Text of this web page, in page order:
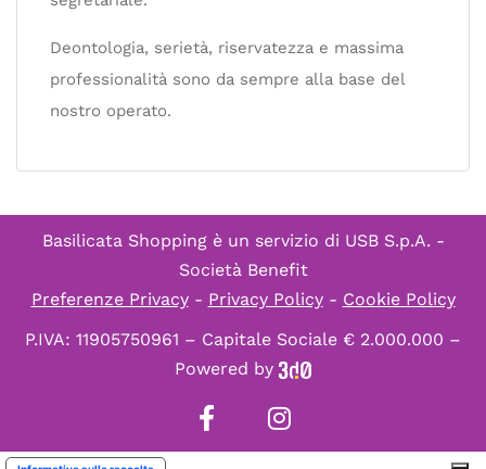
Deontologia, serietà, riservatezza e massima
professionalità sono da sempre alla base del
nostro operato.
Basilicata Shopping è un servizio di USB S.p.A. -
Società Benefit
Preferenze Privacy- Privacy Policy- Cookie Policy
P.IVA: 11905750961 – Capitale Sociale € 2.000.000 –
Powered by